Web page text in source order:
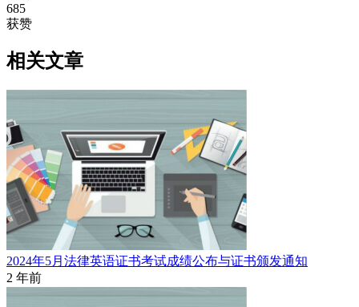
685
获赞
相关文章
2024年5月法律英语证书考试成绩公布与证书颁发通知
2 年前